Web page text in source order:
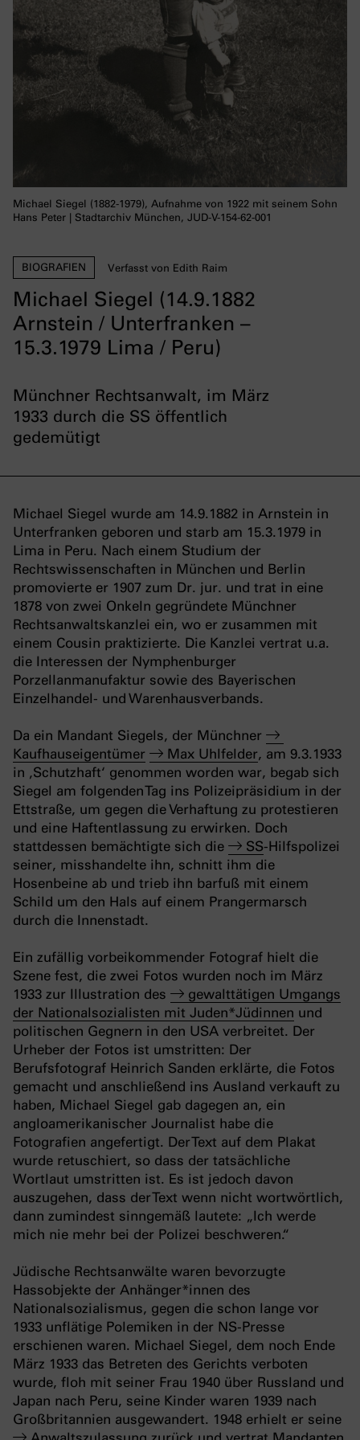
Michael Siegel (14.9.1882
Arnstein / Unterfranken –
15.3.1979 Lima / Peru)
BIOGRAFIEN Verfasst von Edith Raim
Münchner Rechtsanwalt, im März
1933 durch die SS öffentlich
gedemütigt
Michael Siegel (1882-1979), Aufnahme von 1922 mit seinem Sohn
Hans Peter | Stadtarchiv München, JUD-V-154-62-001
Michael Siegel wurde am 14.9.1882 in Arnstein in
Unterfranken geboren und starb am 15.3.1979 in
Lima in Peru. Nach einem Studium der
Rechtswissenschaften in München und Berlin
promovierte er 1907 zum Dr. jur. und trat in eine
1878 von zwei Onkeln gegründete Münchner
Rechtsanwaltskanzlei ein, wo er zusammen mit
einem Cousin praktizierte. Die Kanzlei vertrat u.a.
die Interessen der Nymphenburger
Porzellanmanufaktur sowie des Bayerischen
Einzelhandel- und Warenhausverbands.
Da ein Mandant Siegels, der Münchner
Kaufhauseigentümer
Max Uhlfelder, am 9.3.1933
in ‚Schutzhaft‘ genommen worden war, begab sich
Siegel am folgenden Tag ins Polizeipräsidium in der
Ettstraße, um gegen die Verhaftung zu protestieren
und eine Haftentlassung zu erwirken. Doch
stattdessen bemächtigte sich die
SS-Hilfspolizei
seiner, misshandelte ihn, schnitt ihm die
Hosenbeine ab und trieb ihn barfuß mit einem
Schild um den Hals auf einem Prangermarsch
durch die Innenstadt.
Ein zufällig vorbeikommender Fotograf hielt die
Szene fest, die zwei Fotos wurden noch im März
1933 zur Illustration des
gewalttätigen Umgangs
der Nationalsozialisten mit Juden*Jüdinnen und
politischen Gegnern in den USA verbreitet. Der
Urheber der Fotos ist umstritten: Der
Berufsfotograf Heinrich Sanden erklärte, die Fotos
gemacht und anschließend ins Ausland verkauft zu
haben, Michael Siegel gab dagegen an, ein
angloamerikanischer Journalist habe die
Fotografien angefertigt. Der Text auf dem Plakat
wurde retuschiert, so dass der tatsächliche
Wortlaut umstritten ist. Es ist jedoch davon
auszugehen, dass der Text wenn nicht wortwörtlich,
dann zumindest sinngemäß lautete: „Ich werde
mich nie mehr bei der Polizei beschweren.“
Jüdische Rechtsanwälte waren bevorzugte
Hassobjekte der Anhänger*innen des
Nationalsozialismus, gegen die schon lange vor
1933 unflätige Polemiken in der NS-Presse
erschienen waren. Michael Siegel, dem noch Ende
März 1933 das Betreten des Gerichts verboten
wurde, floh mit seiner Frau 1940 über Russland und
Japan nach Peru, seine Kinder waren 1939 nach
Großbritannien ausgewandert. 1948 erhielt er seine